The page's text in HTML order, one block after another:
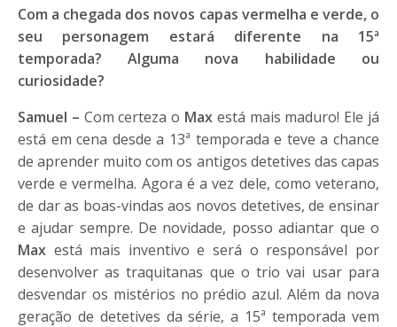
Com a chegada dos novos capas vermelha e verde, o
seu personagem estará diferente na 15ª
temporada? Alguma nova habilidade ou
curiosidade?
Samuel – Com certeza o Maxestá mais maduro! Ele já
está em cena desde a 13ª temporada e teve a chance
de aprender muito com os antigos detetives das capas
verde e vermelha. Agora é a vez dele, como veterano,
de dar as boas-vindas aos novos detetives, de ensinar
e ajudar sempre. De novidade, posso adiantar que o
Max está mais inventivo e será o responsável por
desenvolver as traquitanas que o trio vai usar para
desvendar os mistérios no prédio azul. Além da nova
geração de detetives da série, a 15ª temporada vem